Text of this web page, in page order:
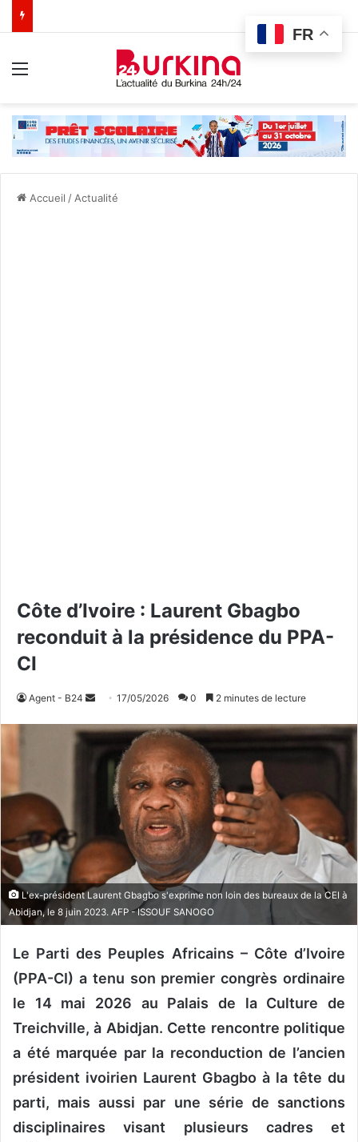
Accueil / Actualité
Côte d’Ivoire : Laurent Gbagbo
reconduit à la présidence du PPA-
CI
Agent - B24
v
o
c
o
u
r
e
l
17/05/2026 0 2 minutes de lecture
L'ex-président Laurent Gbagbo s'exprime non loin des bureaux de la CEI à
Abidjan, le 8 juin 2023. AFP - ISSOUF SANOGO
Le Parti des Peuples Africains – Côte d’Ivoire
(PPA-CI) a tenu son premier congrès ordinaire
le 14 mai 2026 au Palais de la Culture de
Treichville, à Abidjan. Cette rencontre politique
a été marquée par la reconduction de l’ancien
président ivoirien Laurent Gbagbo à la tête du
parti, mais aussi par une série de sanctions
disciplinaires visant plusieurs cadres et
FR